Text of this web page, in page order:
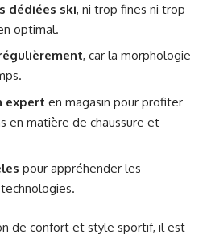
dédiées ski, ni trop fines ni trop
optimal.
, car la morphologie
expert en magasin pour profiter
en matière de chaussure et
pour appréhender les
de confort et style sportif, il est